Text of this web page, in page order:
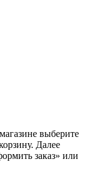
выберите
Далее
заказ» или